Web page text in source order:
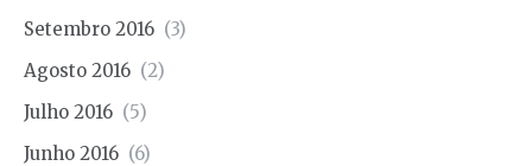
Setembro 2016 (3)
Agosto 2016 (2)
Julho 2016 (5)
Junho 2016 (6)